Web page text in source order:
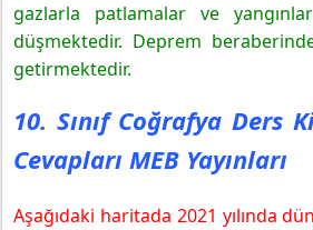
gazlarla patlamalar ve
düşmektedir. Deprem
getirmektedir.
10. Sınıf Coğrafya Ders
Cevapları MEB Yayınları
Aşağıdaki haritada 2021 yılında